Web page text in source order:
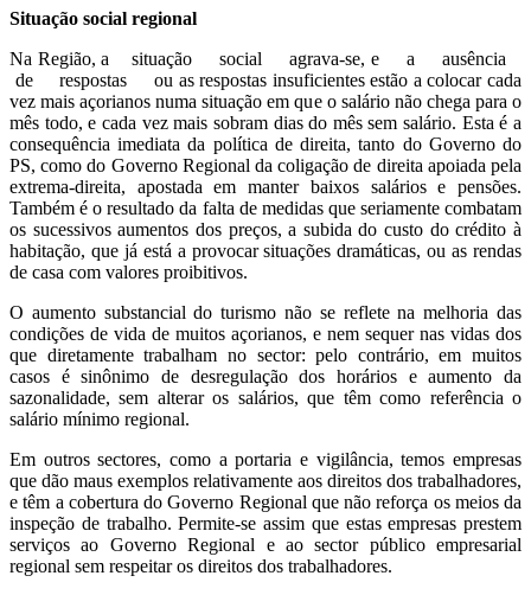
Situação social regional
Na Região, a situação social agrava-se, e a ausência
de respostas ou as respostas insuficientes estão a colocar cada
vez mais açorianos numa situação em que o salário não chega para o
mês todo, e cada vez mais sobram dias do mês sem salário. Esta é a
consequência imediata da política de direita, tanto do Governo do
PS, como do Governo Regional da coligação de direita apoiada pela
extrema-direita, apostada em manter baixos salários e pensões.
Também é o resultado da falta de medidas que seriamente combatam
os sucessivos aumentos dos preços, a subida do custo do crédito à
habitação, que já está a provocar situações dramáticas, ou as rendas
de casa com valores proibitivos.
O aumento substancial do turismo não se reflete na melhoria das
condições de vida de muitos açorianos, e nem sequer nas vidas dos
que diretamente trabalham no sector: pelo contrário, em muitos
casos é sinônimo de desregulação dos horários e aumento da
sazonalidade, sem alterar os salários, que têm como referência o
salário mínimo regional.
Em outros sectores, como a portaria e vigilância, temos empresas
que dão maus exemplos relativamente aos direitos dos trabalhadores,
e têm a cobertura do Governo Regional que não reforça os meios da
inspeção de trabalho. Permite-se assim que estas empresas prestem
serviços ao Governo Regional e ao sector público empresarial
regional sem respeitar os direitos dos trabalhadores.